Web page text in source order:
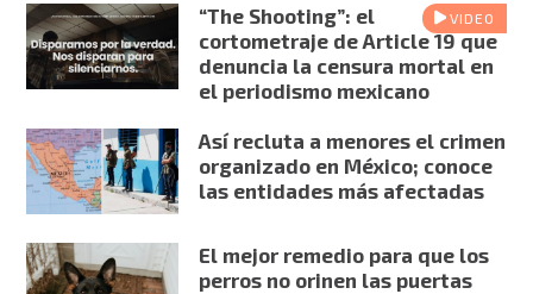
VIDEO
“The Shooting”: el
cortometraje de Article 19 que
denuncia la censura mortal en
el periodismo mexicano
Así recluta a menores el crimen
organizado en México; conoce
las entidades más afectadas
El mejor remedio para que los
perros no orinen las puertas